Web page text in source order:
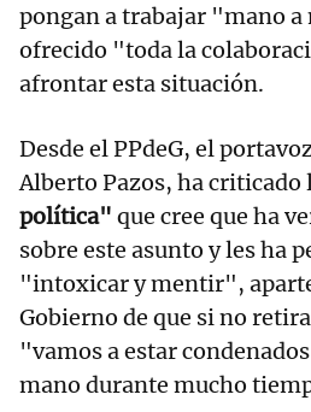
pongan a trabajar "mano a
ofrecido "toda la
afrontar esta situación.
Desde el PPdeG, el
Alberto Pazos, ha criticado
política" que cree que ha
sobre este asunto y les ha
"intoxicar y mentir",
Gobierno de que si no
"vamos a estar
mano durante mucho